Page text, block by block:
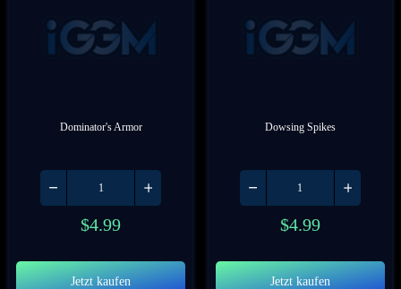
Dominator's Armor
$4.99
Jetzt kaufen
Dowsing Spikes
$4.99
Jetzt kaufen